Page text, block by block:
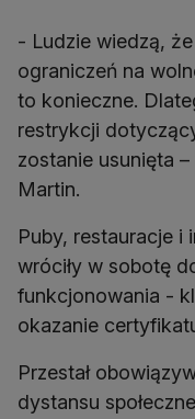
- Ludzie wiedzą, że
ograniczeń na
to konieczne.
restrykcji
zostanie usunięta
Martin.
Puby, restauracje i
wróciły w sobotę
funkcjonowania -
okazanie
Przestał
dystansu